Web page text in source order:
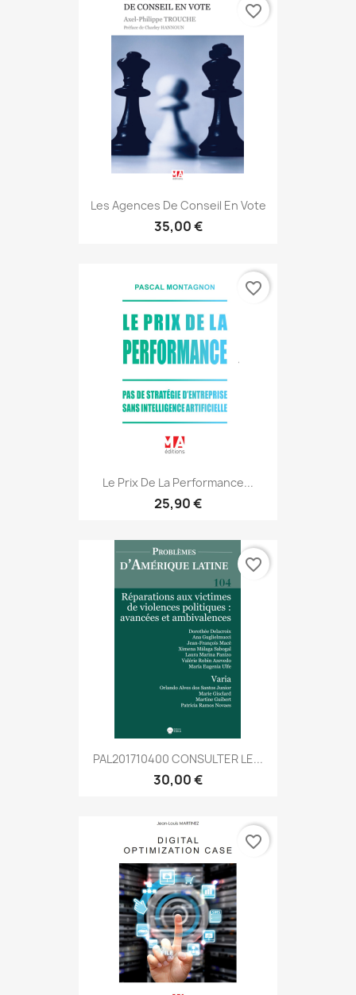
Les Agences De Conseil En Vote
35,00 €
favorite_border
Le Prix De La Performance...
25,90 €
favorite_border
PAL201710400 CONSULTER LE...
30,00 €
favorite_border
favorite_border